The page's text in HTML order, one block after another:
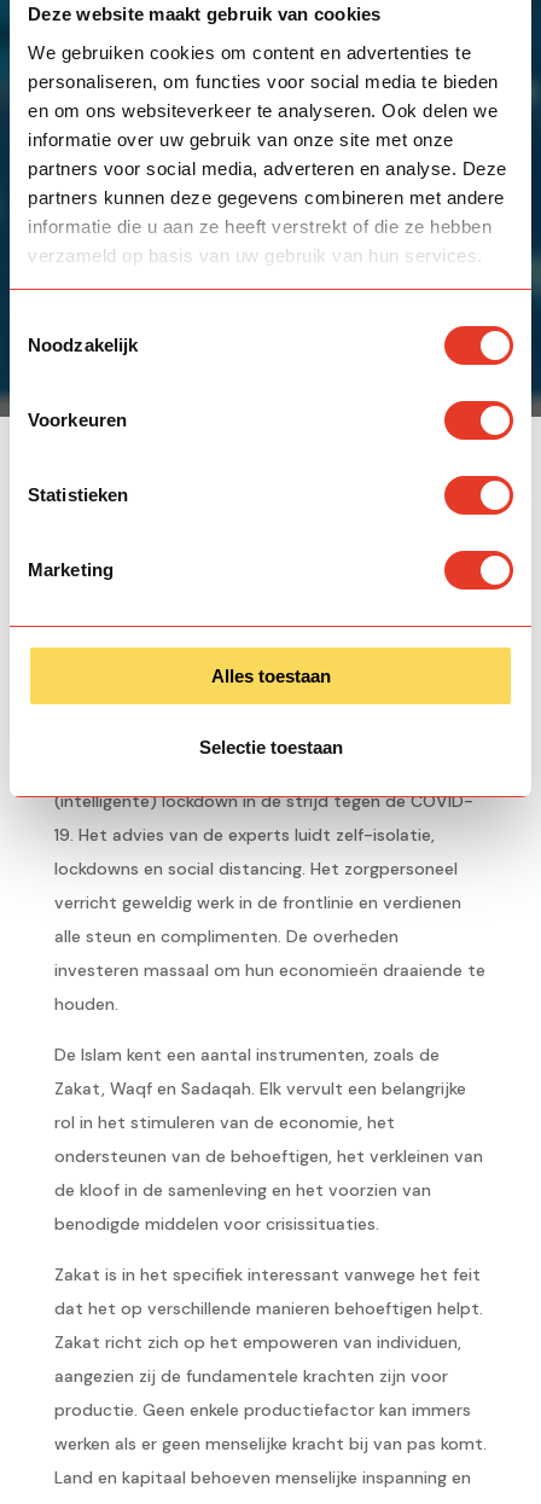
Deze website maakt gebruik van cookies
We gebruiken cookies om content en advertenties te
personaliseren, om functies voor social media te bieden
en om ons websiteverkeer te analyseren. Ook delen we
informatie over uw gebruik van onze site met onze
partners voor social media, adverteren en analyse. Deze
partners kunnen deze gegevens combineren met andere
informatie die u aan ze heeft verstrekt of die ze hebben
verzameld op basis van uw gebruik van hun services.
Noodzakelijk
Voorkeuren
Statistieken
Marketing
Alles toestaan
Selectie toestaan
Hoe Zakat kan helpen tijdens COVID-19 crisis
(intelligente) lockdown in de strijd tegen de COVID-
19. Het advies van de experts luidt zelf-isolatie,
lockdowns en social distancing. Het zorgpersoneel
verricht geweldig werk in de frontlinie en verdienen
alle steun en complimenten. De overheden
investeren massaal om hun economieën draaiende te
houden.
De Islam kent een aantal instrumenten, zoals de
Zakat, Waqf en Sadaqah. Elk vervult een belangrijke
rol in het stimuleren van de economie, het
ondersteunen van de behoeftigen, het verkleinen van
de kloof in de samenleving en het voorzien van
benodigde middelen voor crisissituaties.
Zakat is in het specifiek interessant vanwege het feit
dat het op verschillende manieren behoeftigen helpt.
Zakat richt zich op het empoweren van individuen,
aangezien zij de fundamentele krachten zijn voor
productie. Geen enkele productiefactor kan immers
werken als er geen menselijke kracht bij van pas komt.
Land en kapitaal behoeven menselijke inspanning en